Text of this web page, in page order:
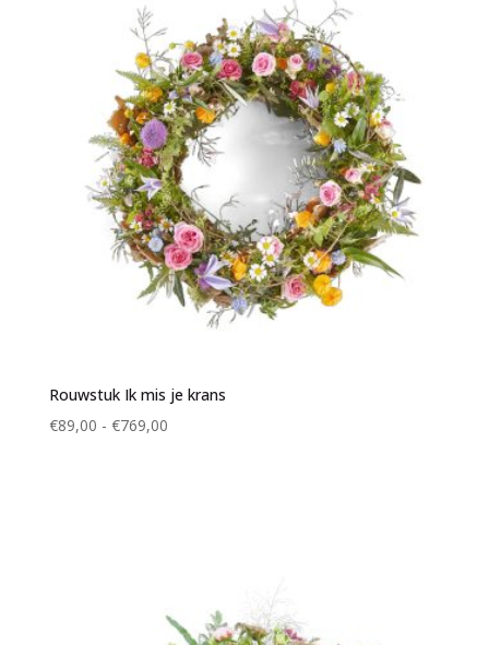
Rouwstuk Ik mis je krans
€89,00 - €769,00Prijsklasse: